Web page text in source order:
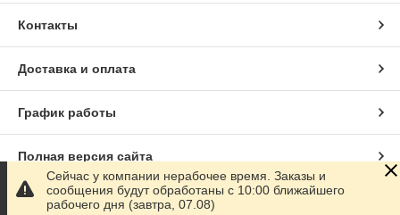
Контакты
Доставка и оплата
График работы
Полная версия сайта
Сайт создан на маркетплейсеSatu.kz
Сейчас у компании нерабочее время. Заказы и
сообщения будут обработаны с 10:00 ближайшего
рабочего дня (завтра, 07.08)